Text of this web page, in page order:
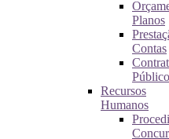
Planos
Contas
Recursos
Humanos